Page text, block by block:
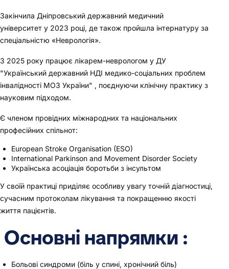
Закінчила Дніпровський державний медичний
університет у 2023 році, де також пройшла інтернатуру за
спеціальністю «Неврологія».
З 2025 року працює лікарем-неврологом у ДУ
"Український державний НДІ медико-соціальних проблем
інвалідності МОЗ України" , поєднуючи клінічну практику з
науковим підходом.
Є членом провідних міжнародних та національних
професійних спільнот:
European Stroke Organisation (ESO)
International Parkinson and Movement Disorder Society
Українська асоціація боротьби з інсультом
У своїй практиці приділяє особливу увагу точній діагностиці,
сучасним протоколам лікування та покращенню якості
життя пацієнтів.
Основні напрямки :
Больові синдроми (біль у спині, хронічний біль)